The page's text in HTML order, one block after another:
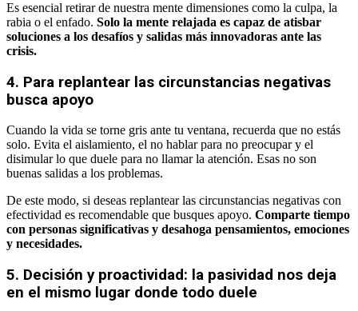
Es esencial retirar de nuestra mente dimensiones como la culpa, la
rabia o el enfado. Solo la mente relajada es capaz de atisbar
soluciones a los desafíos y salidas más innovadoras ante las
crisis.
4. Para replantear las circunstancias negativas
busca apoyo
Cuando la vida se torne gris ante tu ventana, recuerda que no estás
solo. Evita el aislamiento, el no hablar para no preocupar y el
disimular lo que duele para no llamar la atención. Esas no son
buenas salidas a los problemas.
De este modo, si deseas replantear las circunstancias negativas con
efectividad es recomendable que busques apoyo. Comparte tiempo
con personas significativas y desahoga pensamientos, emociones
y necesidades.
5. Decisión y proactividad: la pasividad nos deja
en el mismo lugar donde todo duele